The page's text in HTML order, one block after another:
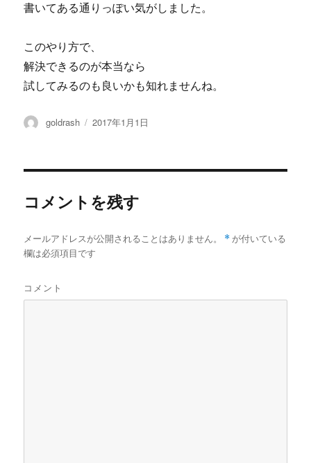
書いてある通りっぽい気がしました。
このやり方で、
解決できるのが本当なら
試してみるのも良いかも知れませんね。
投
goldrash
投
2017年1月1日
コメントを残す
メールアドレスが公開されることはありません。 * が付いている
欄は必須項目です
コメント